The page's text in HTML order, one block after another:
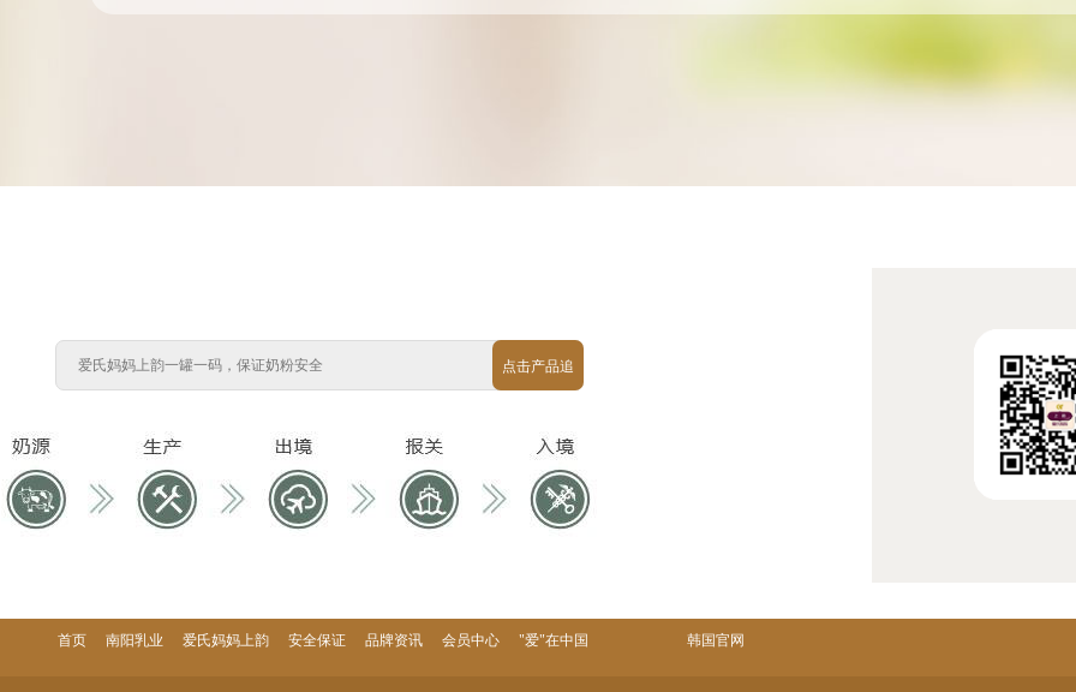
点击产品追
首页 南阳乳业 爱氏妈妈上韵 安全保证 品牌资讯 会员中心 "爱"在中国 韩国官网